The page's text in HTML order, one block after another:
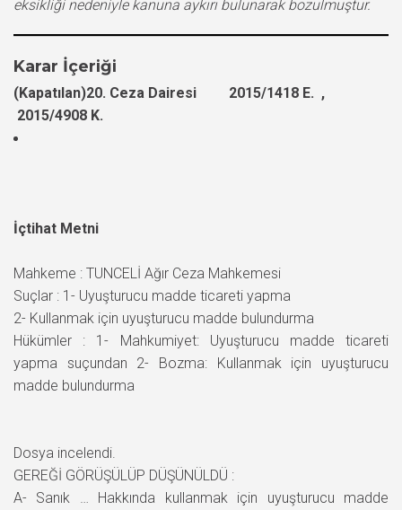
eksikliği nedeniyle kanuna aykırı bulunarak bozulmuştur.
Karar İçeriği
(Kapatılan)20. Ceza Dairesi 2015/1418 E. ,
2015/4908 K.
İçtihat Metni
Mahkeme : TUNCELİ Ağır Ceza Mahkemesi
Suçlar : 1- Uyuşturucu madde ticareti yapma
2- Kullanmak için uyuşturucu madde bulundurma
Hükümler : 1- Mahkumiyet: Uyuşturucu madde ticareti
yapma suçundan 2- Bozma: Kullanmak için uyuşturucu
madde bulundurma
Dosya incelendi.
GEREĞİ GÖRÜŞÜLÜP DÜŞÜNÜLDÜ :
A- Sanık … Hakkında kullanmak için uyuşturucu madde